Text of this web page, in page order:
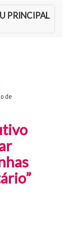
PRINCIPAL
de